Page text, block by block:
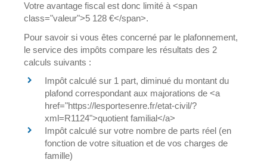
Votre avantage fiscal est donc limité à <span
class="valeur">5 128 €</span>.
Pour savoir si vous êtes concerné par le plafonnement,
le service des impôts compare les résultats des 2
calculs suivants :
Impôt calculé sur 1 part, diminué du montant du
plafond correspondant aux majorations de <a
href="https://lesportesenre.fr/etat-civil/?
xml=R1124">quotient familial</a>
Impôt calculé sur votre nombre de parts réel (en
fonction de votre situation et de vos charges de
famille)